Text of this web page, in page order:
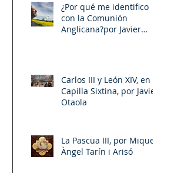
¿Por qué me identifico
con la Comunión
Anglicana?por Javier
Carlos III y León XIV, en la
Capilla Sixtina, por Javier
Otaola
La Pascua III, por Miquel-
Àngel Tarín i Arisó